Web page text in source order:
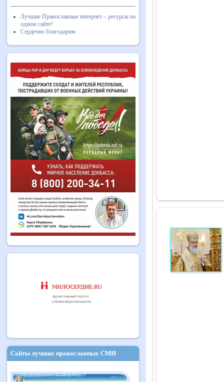
Лучшие Православные интернет – ресурсы на
одном сайте!
Сердечно благодарим
Сайты лучших православных СМИ